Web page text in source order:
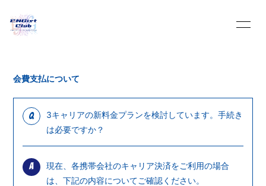
SCHEDULE PROFILE
VIDEO
BLOG MOVIE
会費支払について
Q
3キャリアの新料金プランを検討しています。手続き
は必要ですか？
A
現在、各携帯会社のキャリア決済をご利用の場合
は、下記の内容についてご確認ください。